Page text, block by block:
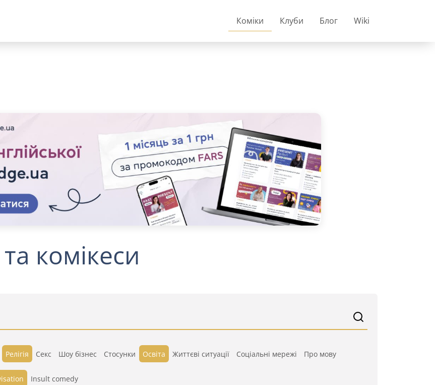
Коміки Клуби Блог Wiki
комікеси
Релігія Секс Шоу бізнес Стосунки Освіта Життєві ситуації Cоціальні мережі Про мову
Insult comedy